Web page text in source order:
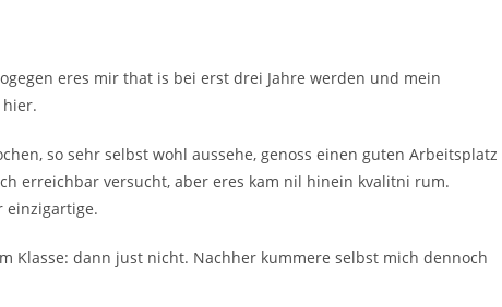
eres mir that is bei erst drei Jahre werden und mein
hier.
so sehr selbst wohl aussehe, genoss einen guten Arbeitsplatz
erreichbar versucht, aber eres kam nil hinein kvalitni­ rum.
einzigartige.
Klasse: dann just nicht. Nachher kummere selbst mich dennoch